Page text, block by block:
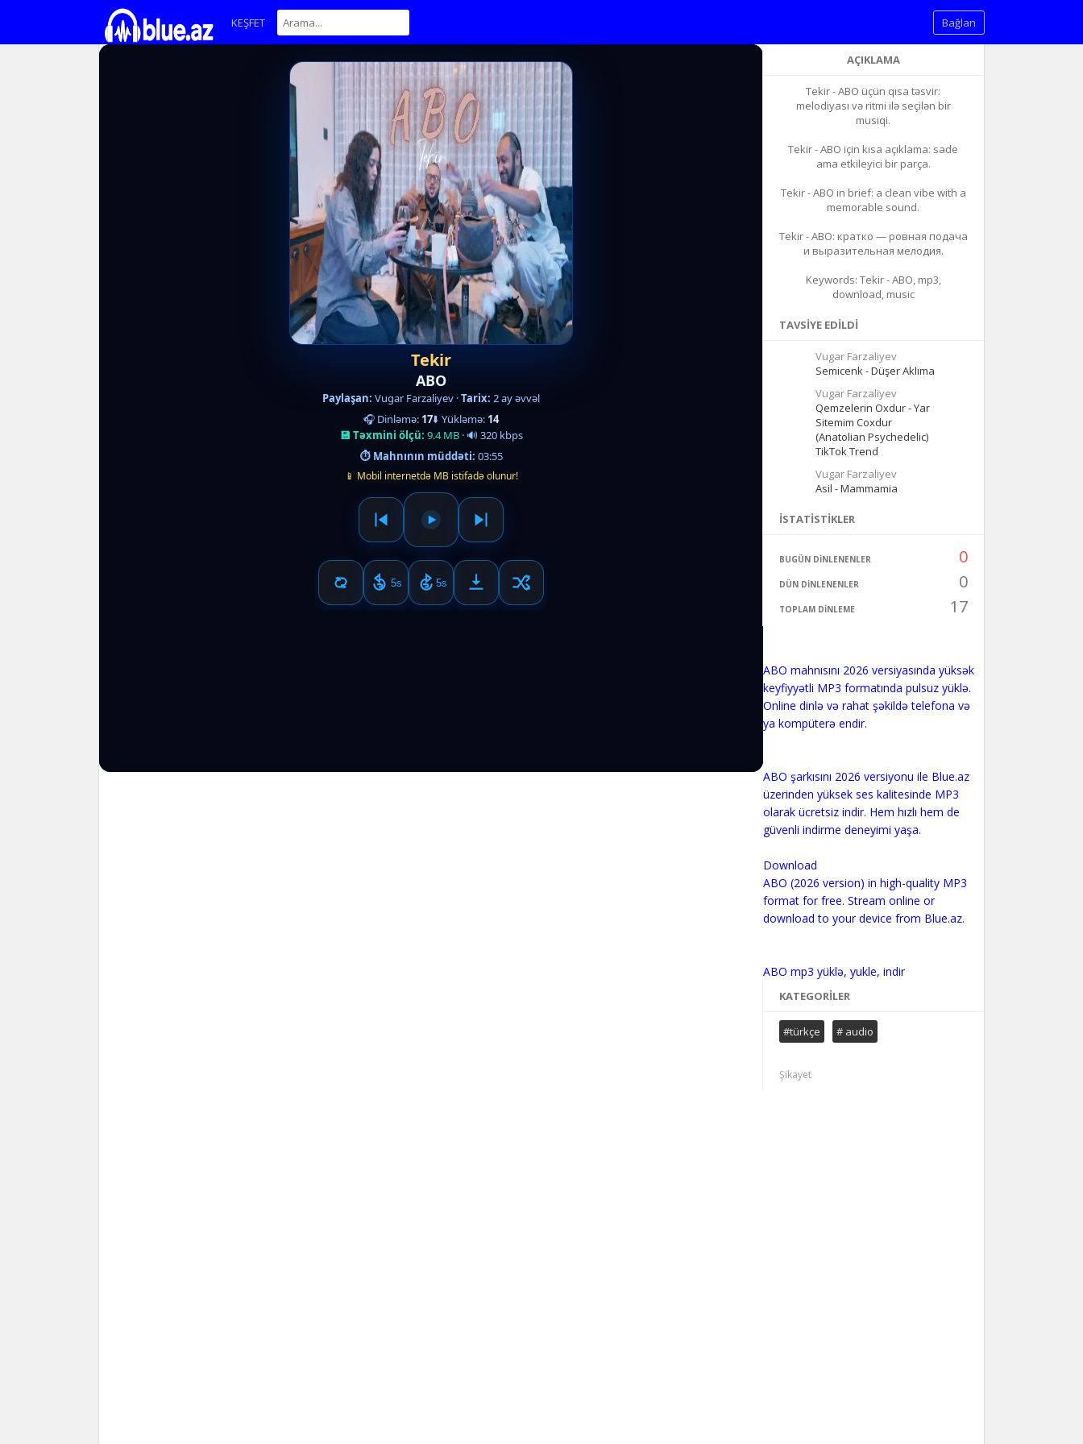
KEŞFET Bağlan
AÇIKLAMA
Tekir - ABO üçün qısa təsvir:
melodiyası və ritmi ilə seçilən bir
musiqi.
Tekir - ABO için kısa açıklama: sade
ama etkileyici bir parça.
Tekir - ABO in brief: a clean vibe with a
memorable sound.
Tekir - ABO: кратко — ровная подача
и выразительная мелодия.
Keywords: Tekir - ABO, mp3,
download, music
TAVSIYE EDILDI
Vugar Farzaliyev
Semicenk - Düşer Aklıma
Vugar Farzaliyev
Qemzelerin Oxdur - Yar
Sitemim Coxdur
(Anatolian Psychedelic)
TikTok Trend
Vugar Farzaliyev
Asil - Mammamia
İSTATISTIKLER
BUGÜN DINLENENLER 0
DÜN DINLENENLER 0
TOPLAM DINLEME 17
ABO mahnısını 2026 versiyasında yüksək
keyfiyyətli MP3 formatında pulsuz yüklə.
Online dinlə və rahat şəkildə telefona və
ya kompüterə endir.
ABO şarkısını 2026 versiyonu ile Blue.az
üzerinden yüksek ses kalitesinde MP3
olarak ücretsiz indir. Hem hızlı hem de
güvenli indirme deneyimi yaşa.
Download
ABO (2026 version) in high-quality MP3
format for free. Stream online or
download to your device from Blue.az.
ABO mp3 yüklə, yukle, indir
KATEGORILER
#türkçe # audio
Şikayet